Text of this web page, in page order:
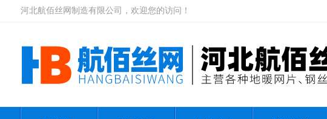
河北航佰丝网制造有限公司，欢迎您的访问！